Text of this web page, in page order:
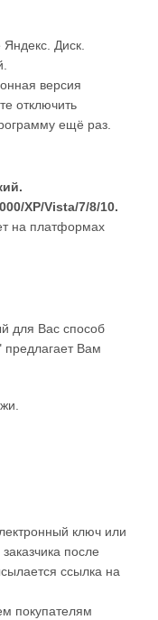
Диск.
версия
отключить
ещё раз.
XP/Vista/7/8/10.
на платформах
для Вас способ
предлагает Вам
ключ или
после
ссылка на
покупателям